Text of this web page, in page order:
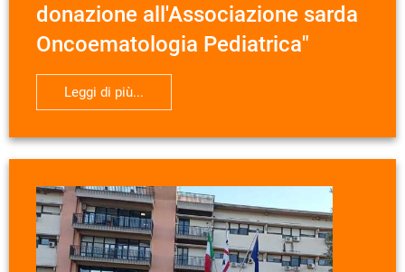
donazione all'Associazione sarda
Oncoematologia Pediatrica"
Leggi di più...